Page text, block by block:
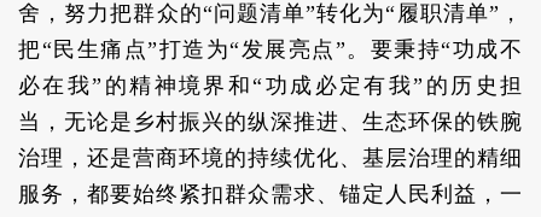
舍，努力把群众的“问题清单”转化为“履职清单”，
把“民生痛点”打造为“发展亮点”。要秉持“功成不
必在我”的精神境界和“功成必定有我”的历史担
当，无论是乡村振兴的纵深推进、生态环保的铁腕
治理，还是营商环境的持续优化、基层治理的精细
服务，都要始终紧扣群众需求、锚定人民利益，一